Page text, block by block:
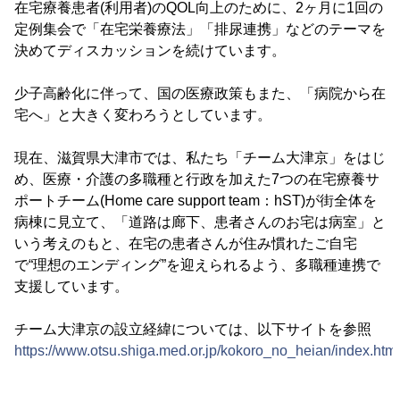
在宅療養患者(利用者)のQOL向上のために、2ヶ月に1回の
定例集会で「在宅栄養療法」「排尿連携」などのテーマを
決めてディスカッションを続けています。
少子高齢化に伴って、国の医療政策もまた、「病院から在
宅へ」と大きく変わろうとしています。
現在、滋賀県大津市では、私たち「チーム大津京」をはじ
め、医療・介護の多職種と行政を加えた7つの在宅療養サ
ポートチーム(Home care support team：hST)が街全体を
病棟に見立て、「道路は廊下、患者さんのお宅は病室」と
いう考えのもと、在宅の患者さんが住み慣れたご自宅
で“理想のエンディング”を迎えられるよう、多職種連携で
支援しています。
チーム大津京の設立経緯については、以下サイトを参照
https://www.otsu.shiga.med.or.jp/kokoro_no_heian/index.html